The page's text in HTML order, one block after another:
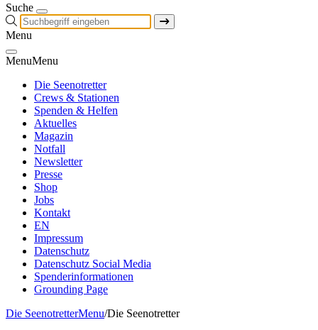
Suche
Menu
MenuMenu
Die Seenotretter
Crews & Stationen
Spenden & Helfen
Aktuelles
Magazin
Notfall
Newsletter
Presse
Shop
Jobs
Kontakt
EN
Impressum
Datenschutz
Datenschutz Social Media
Spenderinformationen
Grounding Page
Die SeenotretterMenu/Die Seenotretter